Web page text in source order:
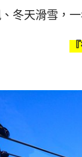
冬天滑雪，